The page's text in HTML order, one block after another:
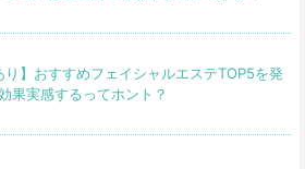
り】おすすめフェイシャルエステTOP5を発
果実感するってホント？